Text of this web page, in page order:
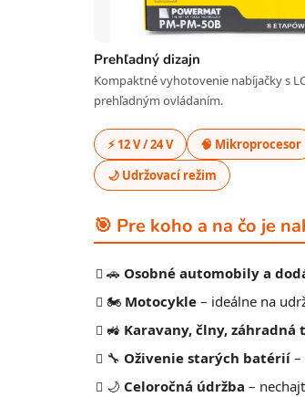
Prehľadný dizajn
Kompaktné vyhotovenie nabíjačky s
prehľadným ovládaním.
⚡ 12 V / 24 V 🧠 Mikroprocesor
🌙 Udržovací režim
🎯 Pre koho a na čo je
🚗 Osobné automobily a
🏍️ Motocykle – ideálne na
🚜 Karavany, člny, záhradná
🔧 Oživenie starých batérií –
🌙 Celoročná údržba –